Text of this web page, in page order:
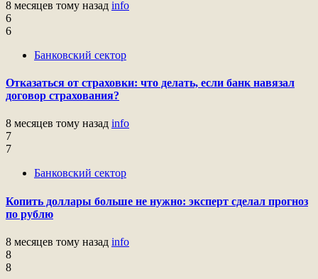
8 месяцев тому назад info
6
6
Банковский сектор
Отказаться от страховки: что делать, если банк навязал
договор страхования?
8 месяцев тому назад info
7
7
Банковский сектор
Копить доллары больше не нужно: эксперт сделал прогноз
по рублю
8 месяцев тому назад info
8
8